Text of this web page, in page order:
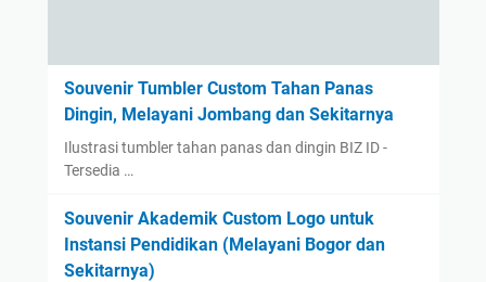
Souvenir Tumbler Custom Tahan Panas
Dingin, Melayani Jombang dan Sekitarnya
Ilustrasi tumbler tahan panas dan dingin BIZ ID -
Tersedia …
Souvenir Akademik Custom Logo untuk
Instansi Pendidikan (Melayani Bogor dan
Sekitarnya)